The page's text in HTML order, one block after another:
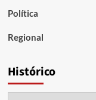
Política
Regional
Histórico